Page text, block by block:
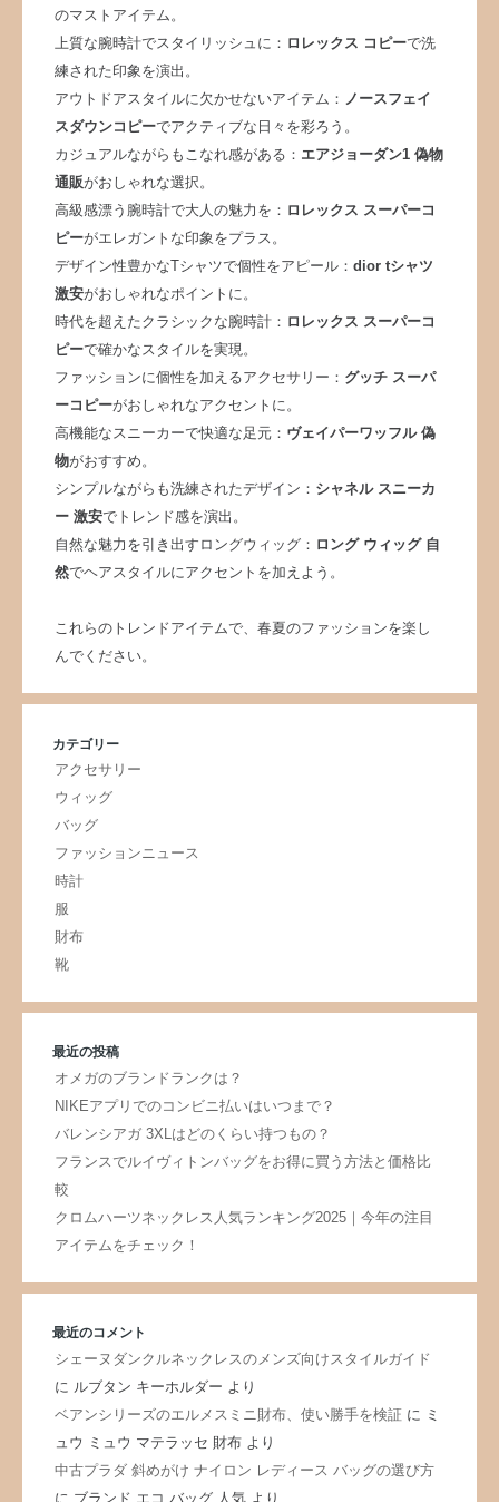
のマストアイテム。
上質な腕時計でスタイリッシュに： ロレックス コピーで洗
練された印象を演出。
アウトドアスタイルに欠かせないアイテム： ノースフェイ
スダウンコピーでアクティブな日々を彩ろう。
カジュアルながらもこなれ感がある： エアジョーダン1 偽物
通販がおしゃれな選択。
高級感漂う腕時計で大人の魅力を： ロレックス スーパーコ
ピーがエレガントな印象をプラス。
デザイン性豊かなTシャツで個性をアピール： dior tシャツ
激安がおしゃれなポイントに。
時代を超えたクラシックな腕時計： ロレックス スーパーコ
ピーで確かなスタイルを実現。
ファッションに個性を加えるアクセサリー： グッチ スーパ
ーコピーがおしゃれなアクセントに。
高機能なスニーカーで快適な足元： ヴェイパーワッフル 偽
物がおすすめ。
シンプルながらも洗練されたデザイン： シャネル スニーカ
ー 激安でトレンド感を演出。
自然な魅力を引き出すロングウィッグ： ロング ウィッグ 自
然でヘアスタイルにアクセントを加えよう。
これらのトレンドアイテムで、春夏のファッションを楽し
んでください。
カテゴリー
アクセサリー
ウィッグ
バッグ
ファッションニュース
時計
服
財布
靴
最近の投稿
オメガのブランドランクは？
NIKEアプリでのコンビニ払いはいつまで？
バレンシアガ 3XLはどのくらい持つもの？
フランスでルイヴィトンバッグをお得に買う方法と価格比
較
クロムハーツネックレス人気ランキング2025｜今年の注目
アイテムをチェック！
最近のコメント
シェーヌダンクルネックレスのメンズ向けスタイルガイド
に ルブタン キーホルダー より
ベアンシリーズのエルメスミニ財布、使い勝手を検証に ミ
ュウ ミュウ マテラッセ 財布より
中古プラダ 斜めがけ ナイロン レディース バッグの選び方
に ブランド エコ バッグ 人気より